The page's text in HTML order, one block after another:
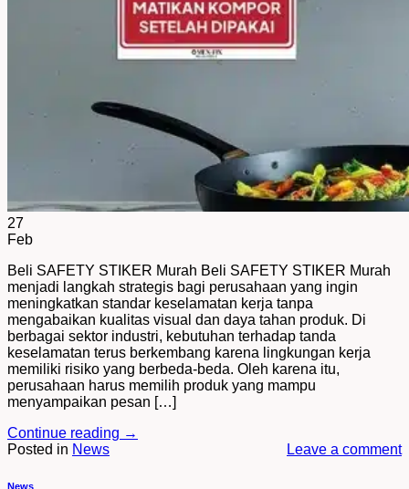
27
Feb
Beli SAFETY STIKER Murah Beli SAFETY STIKER Murah
menjadi langkah strategis bagi perusahaan yang ingin
meningkatkan standar keselamatan kerja tanpa
mengabaikan kualitas visual dan daya tahan produk. Di
berbagai sektor industri, kebutuhan terhadap tanda
keselamatan terus berkembang karena lingkungan kerja
memiliki risiko yang berbeda-beda. Oleh karena itu,
perusahaan harus memilih produk yang mampu
menyampaikan pesan […]
Continue reading →
Posted in News Leave a comment
News